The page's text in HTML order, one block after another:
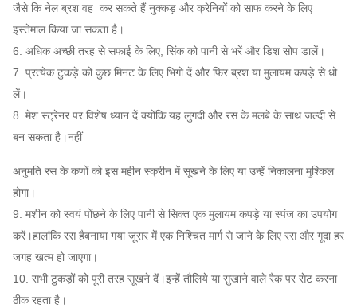
जैसे कि नेल ब्रश वह कर सकते हैं नुक्कड़ और क्रेनियों को साफ करने के लिए
इस्तेमाल किया जा सकता है।
6. अधिक अच्छी तरह से सफाई के लिए, सिंक को पानी से भरें और डिश सोप डालें।
7. प्रत्येक टुकड़े को कुछ मिनट के लिए भिगो दें और फिर ब्रश या मुलायम कपड़े से धो
लें।
8. मेश स्ट्रेनर पर विशेष ध्यान दें क्योंकि यह लुगदी और रस के मलबे के साथ जल्दी से
बन सकता है।नहीं
अनुमति रस के कणों को इस महीन स्क्रीन में सूखने के लिए या उन्हें निकालना मुश्किल
होगा।
9. मशीन को स्वयं पोंछने के लिए पानी से सिक्त एक मुलायम कपड़े या स्पंज का उपयोग
करें।हालांकि रस हैबनाया गया जूसर में एक निश्चित मार्ग से जाने के लिए रस और गूदा हर
जगह खत्म हो जाएगा।
10. सभी टुकड़ों को पूरी तरह सूखने दें।इन्हें तौलिये या सुखाने वाले रैक पर सेट करना
ठीक रहता है।